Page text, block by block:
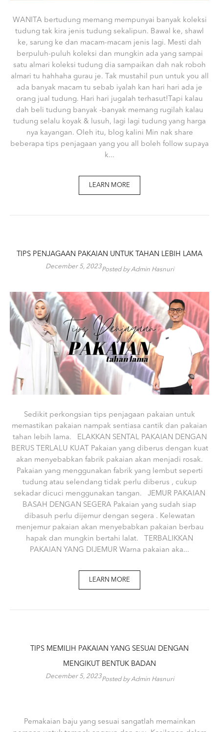
WANITA bertudung memang mempunyai banyak koleksi
tudung tak kira jenis tudung sekalipun. Bawal ke, shawl
ke, sarung ke dan macam-macam jenis lagi. Mesti dah
berpuluh-puluh koleksi dan mungkin ada yang sampai
satu almari koleksi tudung dia sampaikan dah nak roboh
almari tu hahhaha gurau je. Tak mustahil pun untuk you all
ada banyak macam tu sebab iyalah kan hari hari ada je
orang jual tudung. Hari hari jugalah terhasut!Tapi kalau
dah beli tudung banyak -banyak memang rugilah kalau
tudung selalu koyak & lusuh, lagi lagi tudung yang harga
nya kayangan. Oleh itu, blog kalini Min nak share
beberapa tips penjagaan yang you all boleh follow supaya
k...
LEARN MORE
TIPS PENJAGAAN PAKAIAN UNTUK TAHAN LEBIH LAMA
December 5, 2023Posted by Admin Hasnuri
Sedikit perkongsian tips penjagaan pakaian untuk
memastikan pakaian nampak sentiasa cantik dan pakaian
tahan lebih lama. ELAKKAN SENTAL PAKAIAN DENGAN
BERUS TERLALU KUAT Pakaian yang diberus dengan kuat
akan menyebabkan fabrik pakaian akan menjadi rosak.
Pakaian yang menggunakan fabrik yang lembut seperti
tudung atau selendang tidak perlu diberus , cukup
sekadar dicuci menggunakan tangan. JEMUR PAKAIAN
BASAH DENGAN SEGERA Pakaian yang sudah siap
dibasuh perlu dijemur dengan segera . Kelewatan
menjemur pakaian akan menyebabkan pakaian berbau
hapak dan mungkin bertahi lalat. TERBALIKKAN
PAKAIAN YANG DIJEMUR Warna pakaian aka...
LEARN MORE
TIPS MEMILIH PAKAIAN YANG SESUAI DENGAN
MENGIKUT BENTUK BADAN
December 5, 2023Posted by Admin Hasnuri
Pemakaian baju yang sesuai sangatlah memainkan